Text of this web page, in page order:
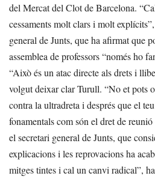
del Mercat del Clot de Barcelona.
cessaments molt clars i molt
general de Junts, que ha afirmat que
assemblea de professors “només ho
“Això és un atac directe als drets i
volgut deixar clar Turull. “No et pots
contra la ultradreta i després que el
fonamentals com són el dret de
el secretari general de Junts, que
explicacions i les reprovacions ha
mitges tintes i cal un canvi radical”,